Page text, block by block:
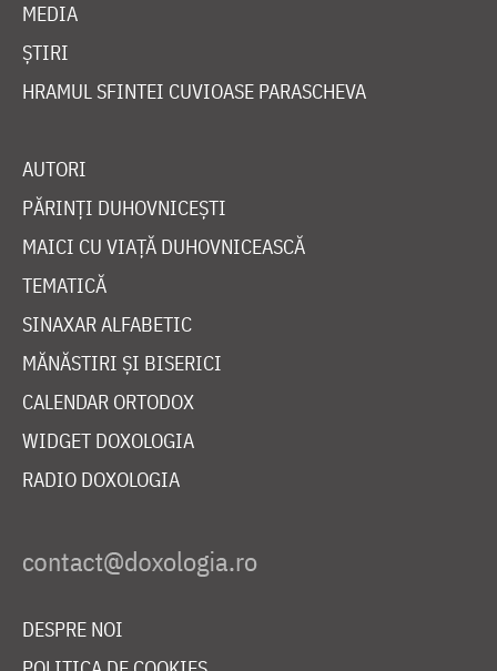
MEDIA
ȘTIRI
HRAMUL SFINTEI CUVIOASE PARASCHEVA
AUTORI
PĂRINȚI DUHOVNICEȘTI
MAICI CU VIAȚĂ DUHOVNICEASCĂ
TEMATICĂ
SINAXAR ALFABETIC
MĂNĂSTIRI ȘI BISERICI
CALENDAR ORTODOX
WIDGET DOXOLOGIA
RADIO DOXOLOGIA
DESPRE NOI